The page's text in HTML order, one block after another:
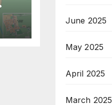
June 2025
May 2025
April 2025
March 2025